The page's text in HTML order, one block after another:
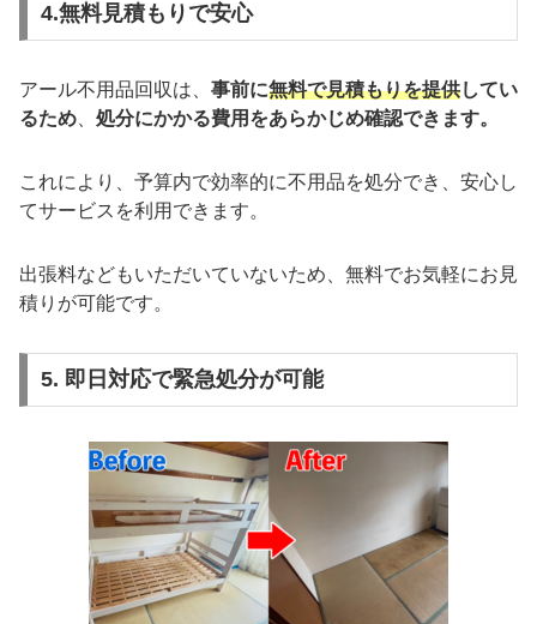
4.無料見積もりで安心
アール不用品回収は、 事前に無料で見積もりを提供してい
るため
処分にかかる費用をあらかじめ確認できます。
これにより、予算内で効率的に不用品を処分でき、安心し
てサービスを利用できます。
出張料などもいただいていないため、無料でお気軽にお見
積りが可能です。
5. 即日対応で緊急処分が可能